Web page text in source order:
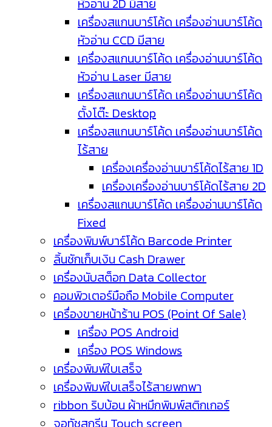
หัวอ่าน 2D มีสาย
เครื่องสแกนบาร์โค้ด เครื่องอ่านบาร์โค้ด
หัวอ่าน CCD มีสาย
เครื่องสแกนบาร์โค้ด เครื่องอ่านบาร์โค้ด
หัวอ่าน Laser มีสาย
เครื่องสแกนบาร์โค้ด เครื่องอ่านบาร์โค้ด
ตั้งโต๊ะ Desktop
เครื่องสแกนบาร์โค้ด เครื่องอ่านบาร์โค้ด
ไร้สาย
เครื่องเครื่องอ่านบาร์โค้ดไร้สาย 1D
เครื่องเครื่องอ่านบาร์โค้ดไร้สาย 2D
เครื่องสแกนบาร์โค้ด เครื่องอ่านบาร์โค้ด
Fixed
เครื่องพิมพ์บาร์โค้ด Barcode Printer
ลิ้นชักเก็บเงิน Cash Drawer
เครื่องนับสต็อก Data Collector
คอมพิวเตอร์มือถือ Mobile Computer
เครื่องขายหน้าร้าน POS (Point Of Sale)
เครื่อง POS Android
เครื่อง POS Windows
เครื่องพิมพ์ใบเสร็จ
เครื่องพิมพ์ใบเสร็จไร้สายพกพา
ribbon ริบบ้อน ผ้าหมึกพิมพ์สติกเกอร์